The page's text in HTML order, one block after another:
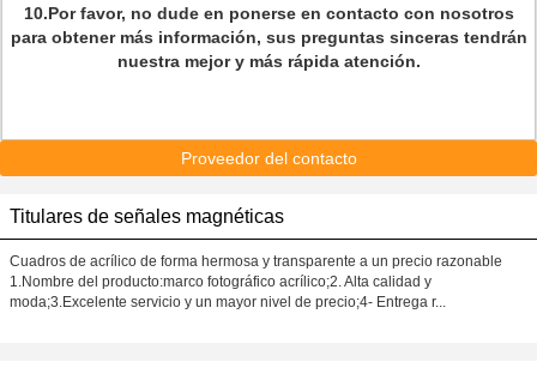
10.Por favor, no dude en ponerse en contacto con nosotros
para obtener más información, sus preguntas sinceras tendrán
nuestra mejor y más rápida atención.
Proveedor del contacto
Titulares de señales magnéticas
Cuadros de acrílico de forma hermosa y transparente a un precio razonable
1.Nombre del producto:marco fotográfico acrílico;2. Alta calidad y
moda;3.Excelente servicio y un mayor nivel de precio;4- Entrega r...